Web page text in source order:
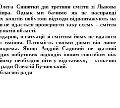
Синютки дві третини сміття зі Львова
Однак ми бачимо як це насправді
коштів побутові відходи відвантажують на
не вдається провернути таку схему – сміття
області.
в ситуації зі сміттям йому не вдалося
вміння. Натомість своїми діями він лише
Якщо Андрій Садовий не здатний
побутових відходів іншим способом ніж
необхідно піти у відставку», – зазначив
ради Олексій Бучинський.
ради